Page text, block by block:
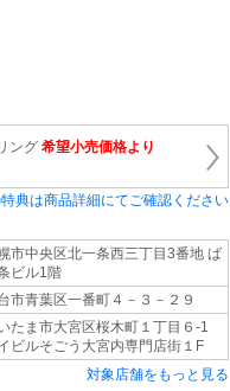
ング 希望小売価格より
典は商品詳細にてご確認ください
市中央区北一条西三丁目3番地 ば
ビル1階
市青葉区一番町４－３－２９
たま市大宮区桜木町１丁目６-1
ビルそごう大宮内専門店街１F
対象店舗をもっと見る